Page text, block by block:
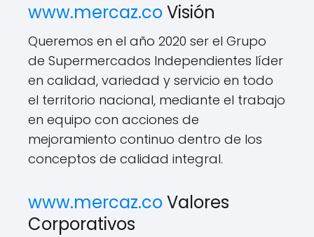
www.mercaz.coVisión
Queremos en el año 2020 ser el Grupo
de Supermercados Independientes líder
en calidad, variedad y servicio en todo
el territorio nacional, mediante el trabajo
en equipo con acciones de
mejoramiento continuo dentro de los
conceptos de calidad integral.
www.mercaz.coValores
Corporativos